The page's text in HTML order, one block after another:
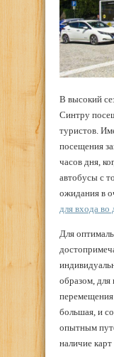
В высокий
Синтру
туристов.
посещения
часов дня,
автобусы с
ожидания в
для входа
Для
образом, для
большая, и
опытным
наличие карт